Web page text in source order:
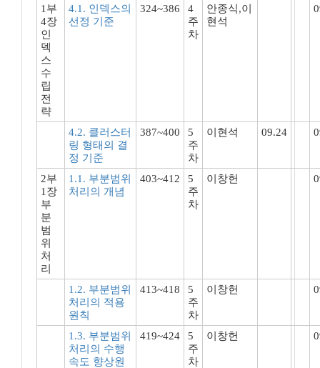
1부
4장
인
덱
스
수
립
전
략
4.1. 인덱스의
선정 기준
324~386
4
주
차
안종식,이
현석
4.2. 클러스터
링 형태의 결
정 기준
387~400
5
주
차
이현석 09.24
2부
1장
부
분
범
위
처
리
1.1. 부분범위
처리의 개념
403~412
5
주
차
이창헌
1.2. 부분범위
처리의 적용
원칙
413~418
5
주
차
이창헌
1.3. 부분범위
처리의 수행
속도 향상원
419~424
5
주
차
이창헌